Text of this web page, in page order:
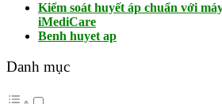
Kiểm soát huyết áp chuẩn với
iMediCare
Benh huyet ap
Danh mục